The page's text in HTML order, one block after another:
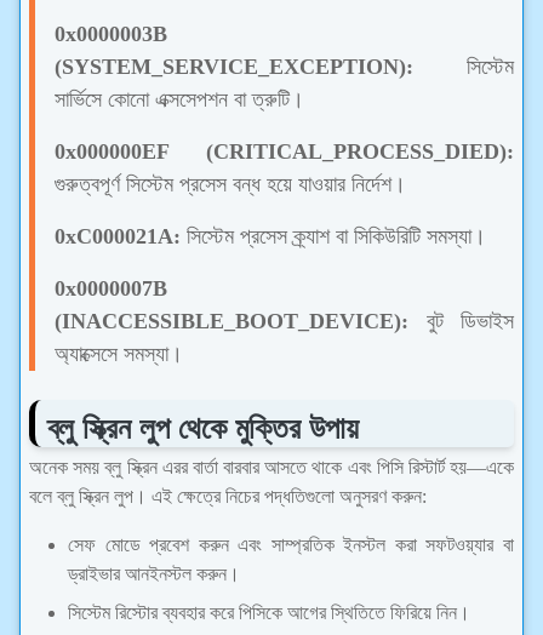
0x0000003B
(SYSTEM_SERVICE_EXCEPTION): সিস্টেম
সার্ভিসে কোনো এক্সসেপশন বা ত্রুটি।
0x000000EF (CRITICAL_PROCESS_DIED):
গুরুত্বপূর্ণ সিস্টেম প্রসেস বন্ধ হয়ে যাওয়ার নির্দেশ।
0xC000021A: সিস্টেম প্রসেস ক্র্যাশ বা সিকিউরিটি সমস্যা।
0x0000007B
(INACCESSIBLE_BOOT_DEVICE): বুট ডিভাইস
অ্যাক্সেসে সমস্যা।
ব্লু স্ক্রিন লুপ থেকে মুক্তির উপায়
অনেক সময় ব্লু স্ক্রিন এরর বার্তা বারবার আসতে থাকে এবং পিসি রিস্টার্ট হয়—একে
বলে ব্লু স্ক্রিন লুপ। এই ক্ষেত্রে নিচের পদ্ধতিগুলো অনুসরণ করুন:
সেফ মোডে প্রবেশ করুন এবং সাম্প্রতিক ইনস্টল করা সফটওয়্যার বা
ড্রাইভার আনইনস্টল করুন।
সিস্টেম রিস্টোর ব্যবহার করে পিসিকে আগের স্থিতিতে ফিরিয়ে নিন।